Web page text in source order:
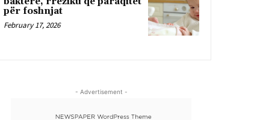
për foshnjat
February 17, 2026
- Advertisement -